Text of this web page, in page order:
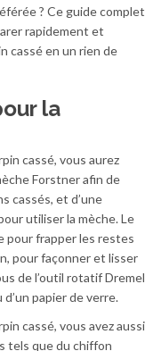
? Ce guide complet
rapidement et
cassé en un rien de
la
cassé, vous aurez
Forstner afin de
cassés, et d’une
utiliser la mèche. Le
pour frapper les restes
pour façonner et lisser
de l’outil rotatif Dremel
papier de verre.
cassé, vous avez aussi
tels que du chiffon